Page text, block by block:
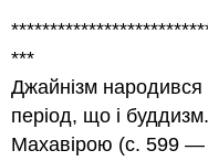
***
Джайнізм народився
період, що і
Махавірою (c. 599 —